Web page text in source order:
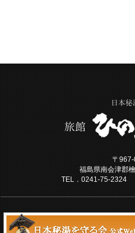
〒
福島県南会津郡
TEL．0241-75-2324